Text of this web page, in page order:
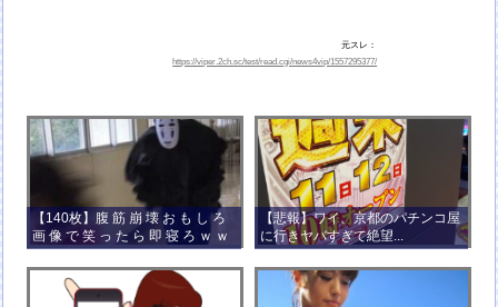
元スレ：
https://viper.2ch.sc/test/read.cgi/news4vip/1557295377/
【140枚】腹 筋 崩 壊 お も し ろ
画 像 で 笑 っ た ら 即 寝 ろ ｗ ｗ
ｗ ｗ ｗ ｗ ｗ ｗ ｗ ｗ ｗ ｗ
【悲報】ワイ、京都のパチンコ屋
に行きヤバすぎて絶望...